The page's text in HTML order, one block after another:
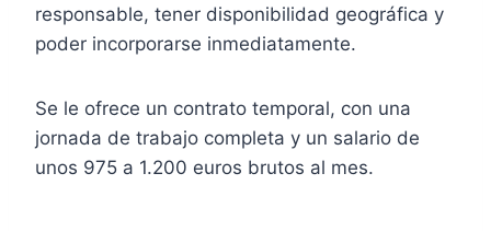
responsable, tener disponibilidad geográfica y
poder incorporarse inmediatamente.
Se le ofrece un contrato temporal, con una
jornada de trabajo completa y un salario de
unos 975 a 1.200 euros brutos al mes.